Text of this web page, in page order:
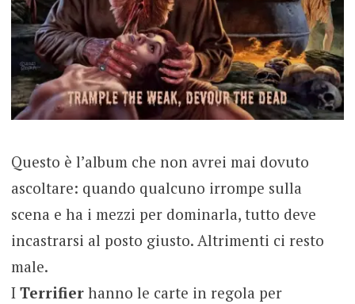
Questo è l’album che non avrei mai dovuto
ascoltare: quando qualcuno irrompe sulla
scena e ha i mezzi per dominarla, tutto deve
incastrarsi al posto giusto. Altrimenti ci resto
male.
I Terrifierhanno le carte in regola per